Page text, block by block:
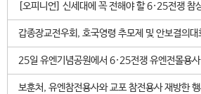
[오피니언] 신세대에 꼭 전해야 할 6·25전쟁 참
갑종장교전우회, 호국영령 추모제 및 안보결의대
25일 유엔기념공원에서 6·25전쟁 유엔전몰용사
보훈처, 유엔참전용사와 교포 참전용사 재방한